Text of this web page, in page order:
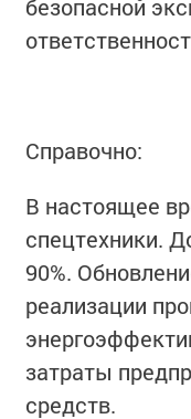
безопасной
Справочно:
В настоящее
спецтехники.
90%.
реализации
затраты
средств.